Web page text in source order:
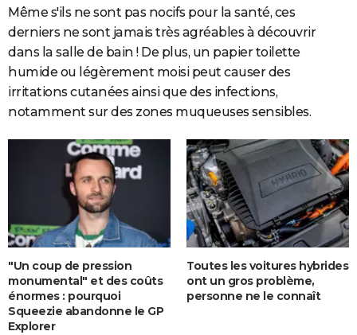
Même s'ils ne sont pas nocifs pour la santé, ces
derniers ne sont jamais très agréables à découvrir
dans la salle de bain ! De plus, un papier toilette
humide ou légèrement moisi peut causer des
irritations cutanées ainsi que des infections,
notamment sur des zones muqueuses sensibles.
"Un coup de pression
monumental" et des coûts
énormes : pourquoi
Squeezie abandonne le GP
Explorer
Toutes les voitures hybrides
ont un gros problème,
personne ne le connaît